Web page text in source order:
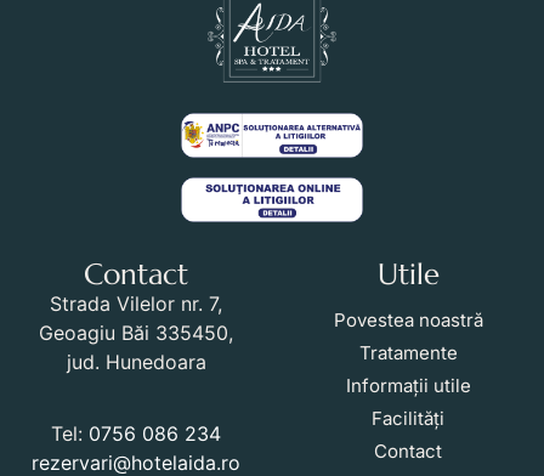
Contact
Strada Vilelor nr. 7,
Geoagiu Băi 335450,
jud. Hunedoara
Tel: 0756 086 234
rezervari@hotelaida.ro
Utile
Povestea noastră
Tratamente
Informații utile
Facilități
Contact